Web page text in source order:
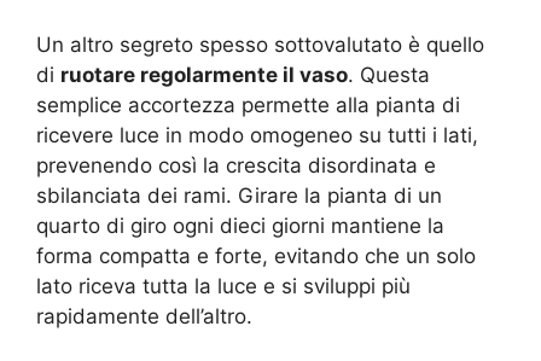
Un altro segreto spesso sottovalutato è quello
di ruotare regolarmente il vaso. Questa
semplice accortezza permette alla pianta di
ricevere luce in modo omogeneo su tutti i lati,
prevenendo così la crescita disordinata e
sbilanciata dei rami. Girare la pianta di un
quarto di giro ogni dieci giorni mantiene la
forma compatta e forte, evitando che un solo
lato riceva tutta la luce e si sviluppi più
rapidamente dell’altro.